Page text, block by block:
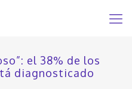
el 38% de los
diagnosticado